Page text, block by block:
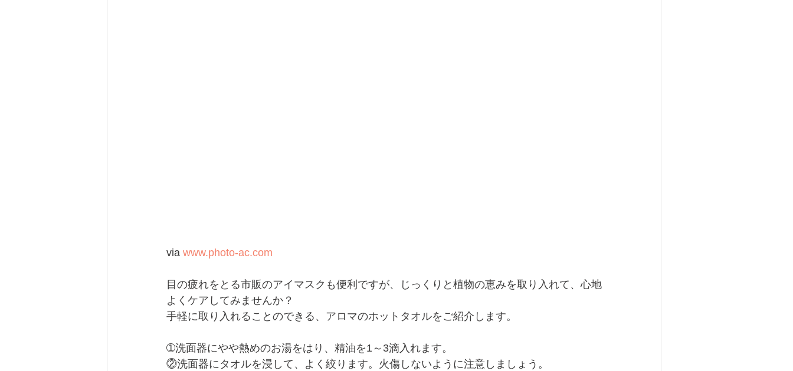
via www.photo-ac.com
目の疲れをとる市販のアイマスクも便利ですが、じっくりと植物の恵みを取り入れて、心地
よくケアしてみませんか？
手軽に取り入れることのできる、アロマのホットタオルをご紹介します。
➀洗面器にやや熱めのお湯をはり、精油を1～3滴入れます。
⓶洗面器にタオルを浸して、よく絞ります。火傷しないように注意しましょう。